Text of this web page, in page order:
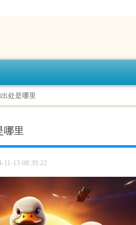
处是哪里
哪里
11-13 08:39:22